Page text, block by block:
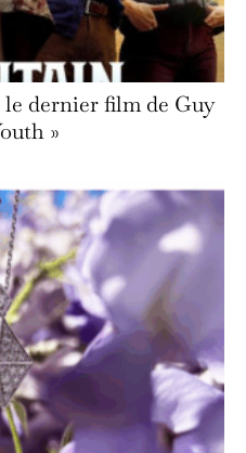
dernier film de Guy
»